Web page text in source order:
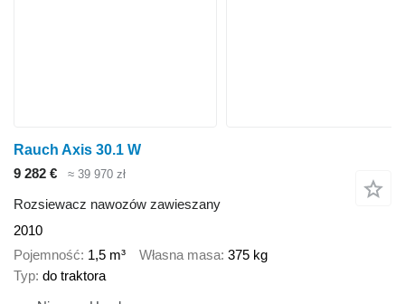
Rauch Axis 30.1 W
9 282 €
≈ 39 970 zł
Rozsiewacz nawozów zawieszany
2010
Pojemność 1,5 m³ Własna masa 375 kg
Typ do traktora